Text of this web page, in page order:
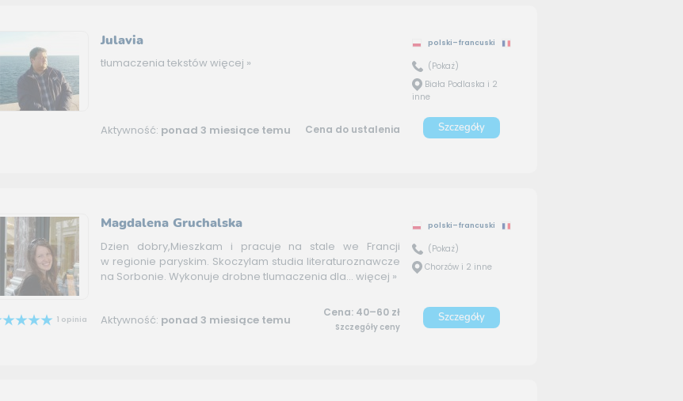
Julavia
tłumaczenia tekstów więcej »
polski–francuski
(Pokaż)
Biała Podlaska i 2
inne
Aktywność: ponad 3 miesiące temu Cena do ustalenia Szczegóły
Magdalena Gruchalska
Dzien dobry,Mieszkam i pracuje na stale we Francji
w regionie paryskim. Skoczylam studia literaturoznawcze
na Sorbonie. Wykonuje drobne tlumaczenia dla... więcej »
polski–francuski
(Pokaż)
Chorzów i 2 inne
1 opinia Aktywność: ponad 3 miesiące temu Cena: 40–60 zł
Szczegóły ceny
Szczegóły